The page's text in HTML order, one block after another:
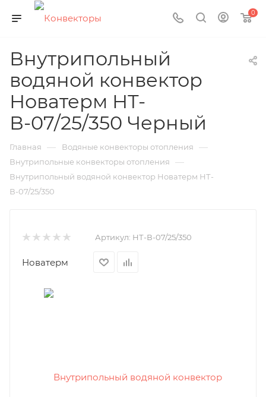
0
Внутрипольный
водяной конвектор
Новатерм НТ-
В-07/25/350 Черный
Главная — Водяные конвекторы отопления —
Внутрипольные конвекторы отопления —
Внутрипольный водяной конвектор Новатерм НТ-
В-07/25/350
Артикул: НТ-В-07/25/350
Новатерм